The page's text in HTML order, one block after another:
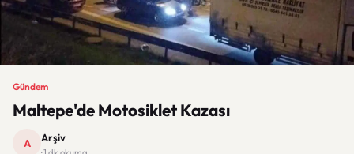
Gündem
Maltepe'de Motosiklet Kazası
A Arşiv